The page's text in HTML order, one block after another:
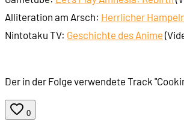
Alliteration am Arsch: Herrlicher
Nintotaku TV: Geschichte des Anime
Der in der Folge verwendete Track
0